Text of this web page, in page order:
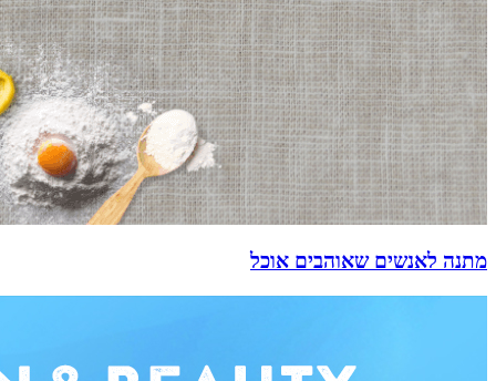
מתנה לאנשים שאוהבים אוכל